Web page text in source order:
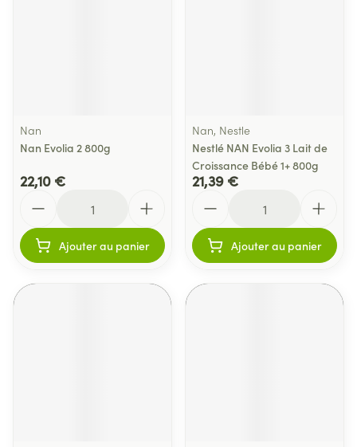
Nan
Nan Evolia 2 800g
22,10 €
Ajouter au panier
Nan, Nestle
Nestlé NAN Evolia 3 Lait de
Croissance Bébé 1+ 800g
21,39 €
Ajouter au panier